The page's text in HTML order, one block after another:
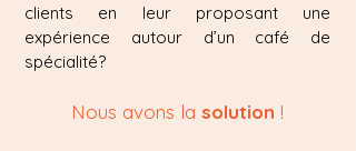
clients en leur proposant une
expérience autour d’un café de
spécialité?
Nous avons la solution !